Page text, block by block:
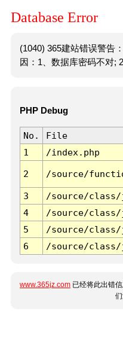
Database Error
(1040) 365建站错误警告
因：1、数据库密码不对;
PHP Debug
No. File
1
/index.php
2 /source/
3 /source/class/
4
/source/class/
5
/source/class/
6
/source/class/
www.365jz.com 已经将此出错